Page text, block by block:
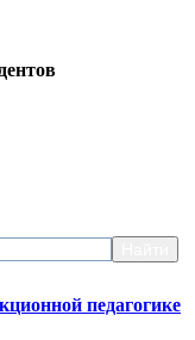
педагогике